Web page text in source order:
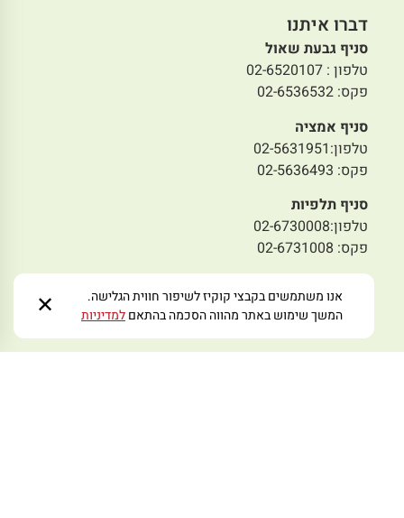
דברו איתנו
סניף גבעת שאול
טלפון : 02-6520107
פקס: 02-6536532
סניף אמציה
טלפון:02-5631951
פקס: 02-5636493
סניף תלפיות
טלפון:02-6730008
פקס: 02-6731008
טלפון: 02-5797978
פקס: 02-5445233
אנו משתמשים בקבצי קוקיז לשיפור חווית הגלישה.
המשך שימוש באתר מהווה הסכמה בהתאםלמדיניות ✕